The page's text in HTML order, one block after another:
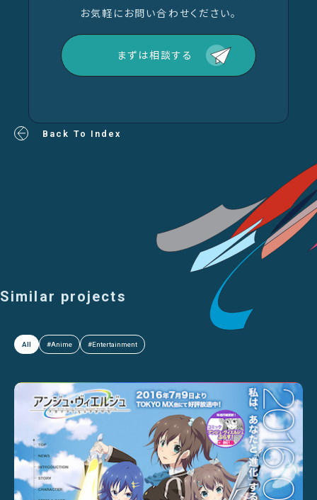
お気軽にお問い合わせください。
まずは相談する
Back To Index
Similar projects
All #Anime #Entertainment